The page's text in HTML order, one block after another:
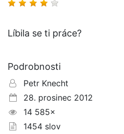
Líbila se ti práce?
Podrobnosti
Petr Knecht
28. prosinec 2012
14 585×
1454 slov